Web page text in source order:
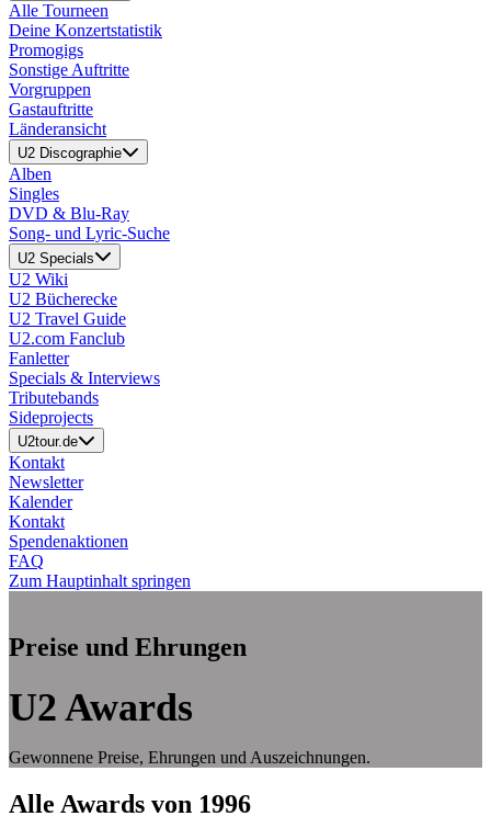
Alle Tourneen
Deine Konzertstatistik
Promogigs
Sonstige Auftritte
Vorgruppen
Gastauftritte
Länderansicht
U2 Discographie
Alben
Singles
DVD & Blu-Ray
Song- und Lyric-Suche
U2 Specials
U2 Wiki
U2 Bücherecke
U2 Travel Guide
U2.com Fanclub
Fanletter
Specials & Interviews
Tributebands
Sideprojects
U2tour.de
Kontakt
Newsletter
Kalender
Kontakt
Spendenaktionen
FAQ
Zum Hauptinhalt springen
Preise und Ehrungen
U2 Awards
Gewonnene Preise, Ehrungen und Auszeichnungen.
Alle Awards von 1996